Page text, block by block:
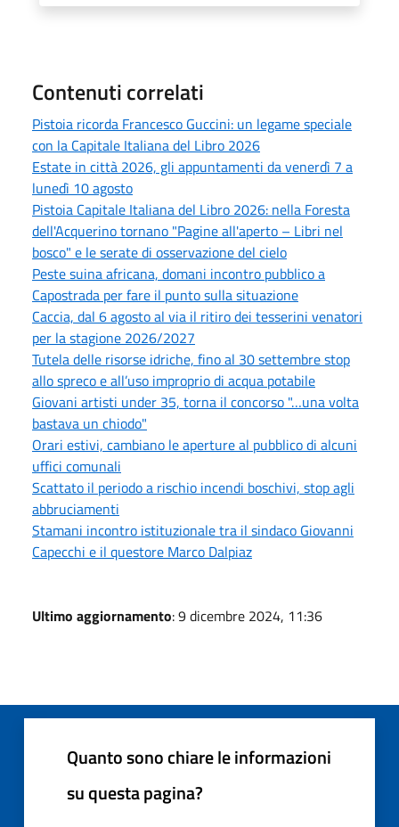
Contenuti correlati
Pistoia ricorda Francesco Guccini: un legame speciale
con la Capitale Italiana del Libro 2026
Estate in città 2026, gli appuntamenti da venerdì 7 a
lunedì 10 agosto
Pistoia Capitale Italiana del Libro 2026: nella Foresta
dell'Acquerino tornano "Pagine all'aperto – Libri nel
bosco" e le serate di osservazione del cielo
Peste suina africana, domani incontro pubblico a
Capostrada per fare il punto sulla situazione
Caccia, dal 6 agosto al via il ritiro dei tesserini venatori
per la stagione 2026/2027
Tutela delle risorse idriche, fino al 30 settembre stop
allo spreco e all’uso improprio di acqua potabile
Giovani artisti under 35, torna il concorso "…una volta
bastava un chiodo"
Orari estivi, cambiano le aperture al pubblico di alcuni
uffici comunali
Scattato il periodo a rischio incendi boschivi, stop agli
abbruciamenti
Stamani incontro istituzionale tra il sindaco Giovanni
Capecchi e il questore Marco Dalpiaz
Ultimo aggiornamento: 9 dicembre 2024, 11:36
Quanto sono chiare le informazioni
su questa pagina?